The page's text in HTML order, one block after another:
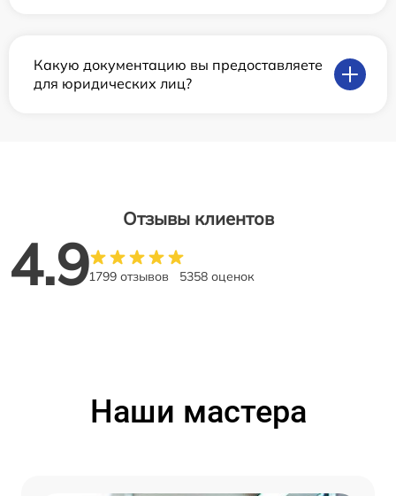
Какую документацию вы предоставляете
для юридических лиц?
Отзывы клиентов
4.91799 отзывов 5358 оценок
Наши мастера